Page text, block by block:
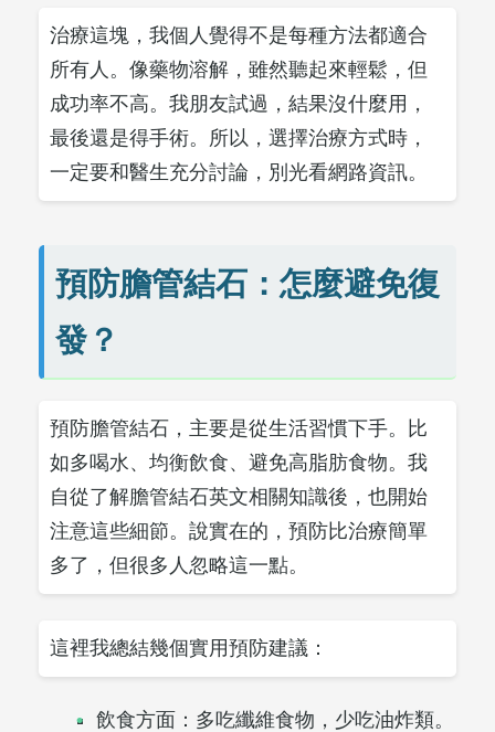
治療這塊，我個人覺得不是每種方法都適合
所有人。像藥物溶解，雖然聽起來輕鬆，但
成功率不高。我朋友試過，結果沒什麼用，
最後還是得手術。所以，選擇治療方式時，
一定要和醫生充分討論，別光看網路資訊。
預防膽管結石：怎麼避免復
發？
預防膽管結石，主要是從生活習慣下手。比
如多喝水、均衡飲食、避免高脂肪食物。我
自從了解膽管結石英文相關知識後，也開始
注意這些細節。說實在的，預防比治療簡單
多了，但很多人忽略這一點。
這裡我總結幾個實用預防建議：
飲食方面：多吃纖維食物，少吃油炸類。